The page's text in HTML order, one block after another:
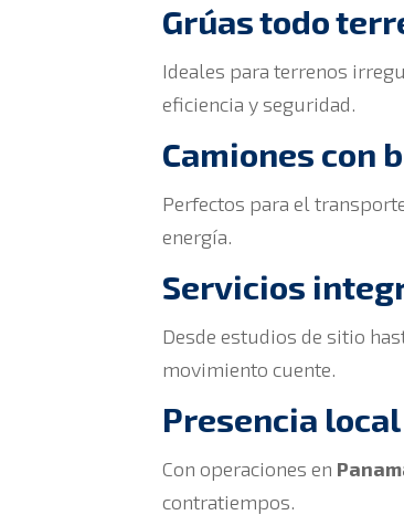
Grúas todo
Ideales para terrenos
eficiencia y seguridad.
Camiones con
Perfectos para el
energía.
Servicios
Desde estudios de sitio
movimiento cuente.
Presencia local
Con operaciones en
contratiempos.